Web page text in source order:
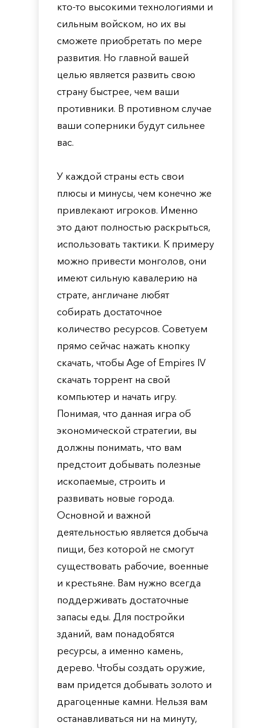
кто-то высокими технологиями и
сильным войском, но их вы
сможете приобретать по мере
развития. Но главной вашей
целью является развить свою
страну быстрее, чем ваши
противники. В противном случае
ваши соперники будут сильнее
вас.
У каждой страны есть свои
плюсы и минусы, чем конечно же
привлекают игроков. Именно
это дают полностью раскрыться,
использовать тактики. К примеру
можно привести монголов, они
имеют сильную кавалерию на
страте, англичане любят
собирать достаточное
количество ресурсов. Советуем
прямо сейчас нажать кнопку
скачать, чтобы Age of Empires IV
скачать торрент на свой
компьютер и начать игру.
Понимая, что данная игра об
экономической стратегии, вы
должны понимать, что вам
предстоит добывать полезные
ископаемые, строить и
развивать новые города.
Основной и важной
деятельностью является добыча
пищи, без которой не смогут
существовать рабочие, военные
и крестьяне. Вам нужно всегда
поддерживать достаточные
запасы еды. Для постройки
зданий, вам понадобятся
ресурсы, а именно камень,
дерево. Чтобы создать оружие,
вам придется добывать золото и
драгоценные камни. Нельзя вам
останавливаться ни на минуту,